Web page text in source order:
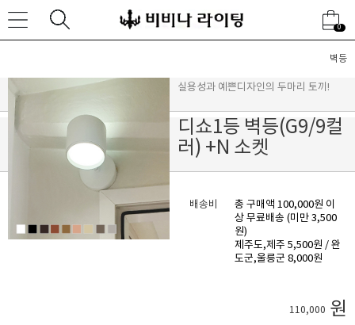
0
벽등
실용성과 예쁜디자인의 두마리 토끼!
디쇼1등 벽등(G9/9컬
러) +N 소켓
배송비
총 구매액 100,000원 이
상 무료배송 (미만 3,500
원)
제주도,제주 5,500원 / 완
도군,울릉군 8,000원
110,000 원